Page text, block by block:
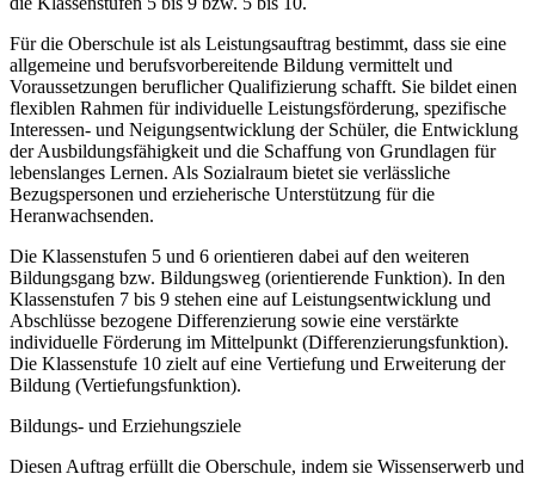
Für die Oberschule ist als Leistungsauftrag bestimmt, dass sie eine
allgemeine und berufsvorbereitende Bildung vermittelt und
Voraussetzungen beruflicher Qualifizierung schafft. Sie bildet einen
flexiblen Rahmen für individuelle Leistungsförderung, spezifische
Interessen- und Neigungsentwicklung der Schüler, die Entwicklung
der Ausbildungsfähigkeit und die Schaffung von Grundlagen für
lebenslanges Lernen. Als Sozialraum bietet sie verlässliche
Bezugspersonen und erzieherische Unterstützung für die
Heranwachsenden.
Die Klassenstufen 5 und 6 orientieren dabei auf den weiteren
Bildungsgang bzw. Bildungsweg (orientierende Funktion). In den
Klassenstufen 7 bis 9 stehen eine auf Leistungsentwicklung und
Abschlüsse bezogene Differenzierung sowie eine verstärkte
individuelle Förderung im Mittelpunkt (Differenzierungsfunktion).
Die Klassenstufe 10 zielt auf eine Vertiefung und Erweiterung der
Bildung (Vertiefungsfunktion).
Bildungs- und Erziehungsziele
Diesen Auftrag erfüllt die Oberschule, indem sie Wissenserwerb und